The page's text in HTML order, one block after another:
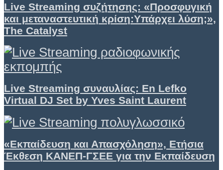
Live Streaming συζήτησης: «Προσφυγική
και μεταναστευτική κρίση:Υπάρχει λύση;»,
The Catalyst
Live Streaming συναυλίας: En Lefko
Virtual DJ Set by Yves Saint Laurent
«Εκπαίδευση και Απασχόληση», Ετήσια
Έκθεση ΚΑΝΕΠ-ΓΣΕΕ για την Εκπαίδευση